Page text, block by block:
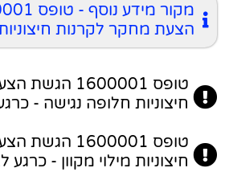
הצעת מחקר לקרנות
טופס
חיצוניות חלופה נגישה -
טופס
חיצוניות מילוי מקוון - כרגע